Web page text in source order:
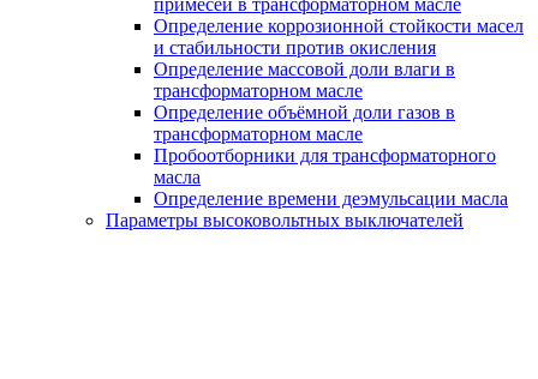
примесей в трансформаторном масле
Определение коррозионной стойкости масел
и стабильности против окисления
Определение массовой доли влаги в
трансформаторном масле
Определение объёмной доли газов в
трансформаторном масле
Пробоотборники для трансформаторного
масла
Определение времени деэмульсации масла
Параметры высоковольтных выключателей